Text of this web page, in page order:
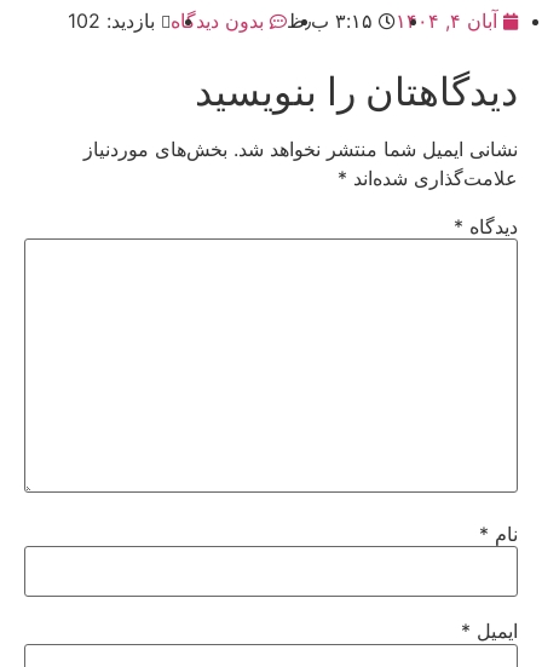
آبان ۴, ۱۴۰۴ ۳:۱۵ ب٫ظ بدون دیدگاه بازدید: 102
دیدگاهتان را بنویسید
نشانی ایمیل شما منتشر نخواهد شد. بخش‌های موردنیاز
علامت‌گذاری شده‌اند *
دیدگاه *
نام *
ایمیل *